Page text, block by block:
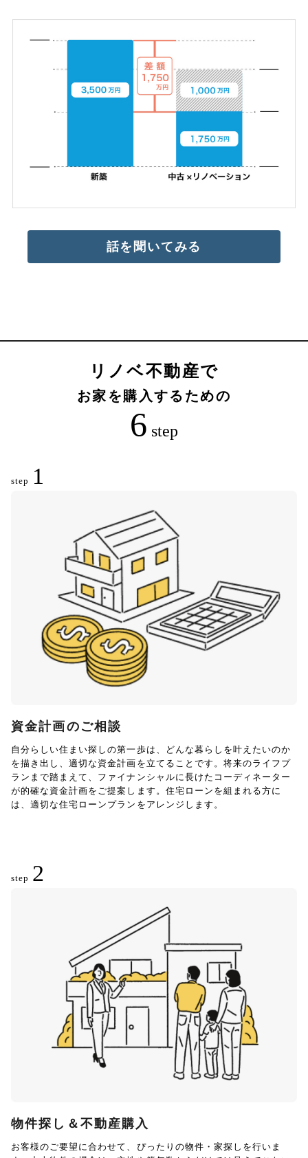
話を聞いてみる
リノベ不動産で
お家を購入するための
6 step
step 1
資金計画のご相談
自分らしい住まい探しの第一歩は、どんな暮らしを叶えたいのか
を描き出し、適切な資金計画を立てることです。将来のライフプ
ランまで踏まえて、ファイナンシャルに長けたコーディネーター
が的確な資金計画をご提案します。住宅ローンを組まれる方に
は、適切な住宅ローンプランをアレンジします。
step 2
物件探し＆不動産購入
お客様のご要望に合わせて、ぴったりの物件・家探しを行いま